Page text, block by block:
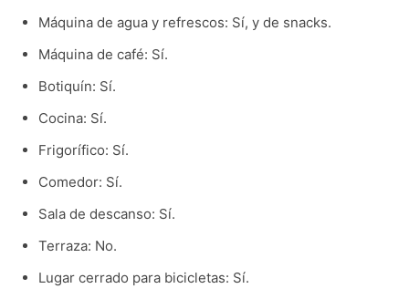
Máquina de agua y refrescos: Sí, y de snacks.
Máquina de café: Sí.
Botiquín: Sí.
Cocina: Sí.
Frigorífico: Sí.
Comedor: Sí.
Sala de descanso: Sí.
Terraza: No.
Lugar cerrado para bicicletas: Sí.